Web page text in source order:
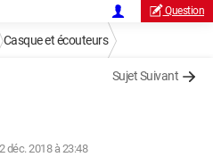
Question
Casque et écouteurs
Sujet Suivant
déc. 2018 à 23:48